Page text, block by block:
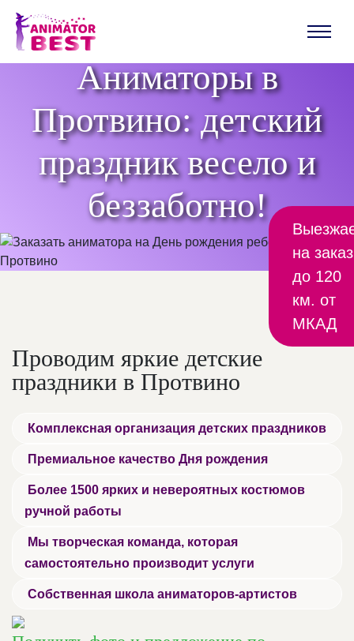
Аниматоры в
Протвино: детский
праздник весело и
беззаботно!
на заказ
до 120
км. от
МКАД
Проводим яркие детские
праздники в Протвино
Комплексная организация детских праздников
Премиальное качество Дня рождения
Более 1500 ярких и невероятных костюмов
ручной работы
Мы творческая команда, которая
самостоятельно производит услуги
Собственная школа аниматоров-артистов